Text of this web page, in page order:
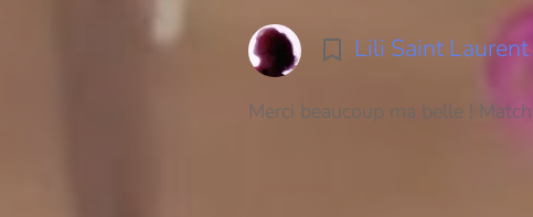
Lili Saint Laurent
Merci beaucoup ma belle !